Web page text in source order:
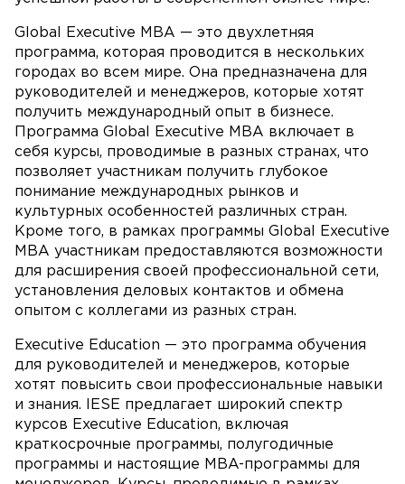
Global Executive MBA — это двухлетняя
программа, которая проводится в нескольких
городах во всем мире. Она предназначена для
руководителей и менеджеров, которые хотят
получить международный опыт в бизнесе.
Программа Global Executive MBA включает в
себя курсы, проводимые в разных странах, что
позволяет участникам получить глубокое
понимание международных рынков и
культурных особенностей различных стран.
Кроме того, в рамках программы Global Executive
MBA участникам предоставляются возможности
для расширения своей профессиональной сети,
установления деловых контактов и обмена
опытом с коллегами из разных стран.
Executive Education — это программа обучения
для руководителей и менеджеров, которые
хотят повысить свои профессиональные навыки
и знания. IESE предлагает широкий спектр
курсов Executive Education, включая
краткосрочные программы, полугодичные
программы и настоящие MBA-программы для